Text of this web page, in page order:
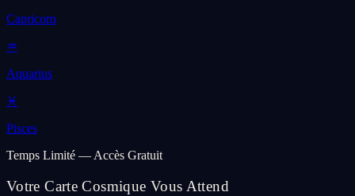
Capricorn
♒
Aquarius
♓
Pisces
Temps Limité — Accès Gratuit
Votre Carte Cosmique Vous Attend